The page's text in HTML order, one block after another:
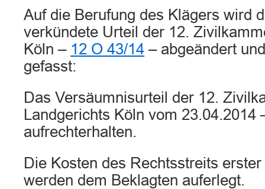
Auf die Berufung des Klägers wird
verkündete Urteil der 12.
Köln – 12 O 43/14 – abgeändert
gefasst:
Das Versäumnisurteil der 12.
Landgerichts Köln vom 23.04.2014
aufrechterhalten.
Die Kosten des Rechtsstreits
werden dem Beklagten auferlegt.